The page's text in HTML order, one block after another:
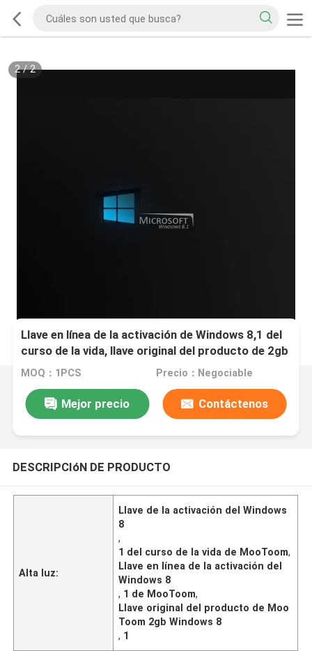
2/2
Llave en línea de la activación de Windows 8,1 del
curso de la vida, llave original del producto de 2gb
Windows 8,1
MOQ：1PCS Precio：Negociable
Mejor precio Contáctenos
DESCRIPCIóN DE PRODUCTO
Alta luz:
Llave de la activación del Windows
8
,
1 del curso de la vida de MooToom,
Llave en línea de la activación del
Windows 8
, 1 de MooToom,
Llave original del producto de Moo
Toom 2gb Windows 8
, 1